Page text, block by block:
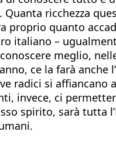
ricchezza
quanto
italiano –
meglio,
ce la farà anche
radici si
invece, ci
spirito, sarà